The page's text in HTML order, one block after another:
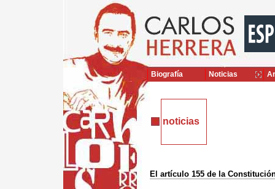
noticias
El artículo 155 de la
Biografía Noticias